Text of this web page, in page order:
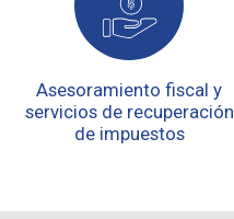
Asesoramiento fiscal y
servicios de recuperación
de impuestos